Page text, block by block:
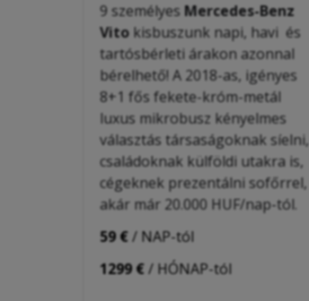
9 személyesMercedes-Benz
Vito kisbuszunk napi, havi és
tartósbérleti árakonazonnal
bérelhető! A 2018-as, igényes
8+1 fős fekete-króm-metál
luxus mikrobusz kényelmes
választás társaságoknak síelni,
családoknak külföldi utakra is,
cégeknek prezentálnisofőrrel,
akár már 20.000 HUF/nap-tól.
59 €/ NAP-tól
1299 €/ HÓNAP-tól